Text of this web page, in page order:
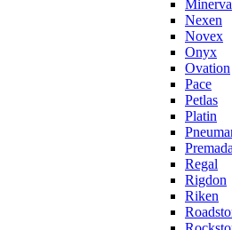
Minerva
Nexen
Novex
Onyx
Ovation
Pace
Petlas
Platin
Premada
Regal
Rigdon
Riken